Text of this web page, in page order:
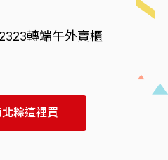
轉端午外賣櫃
粽這裡買